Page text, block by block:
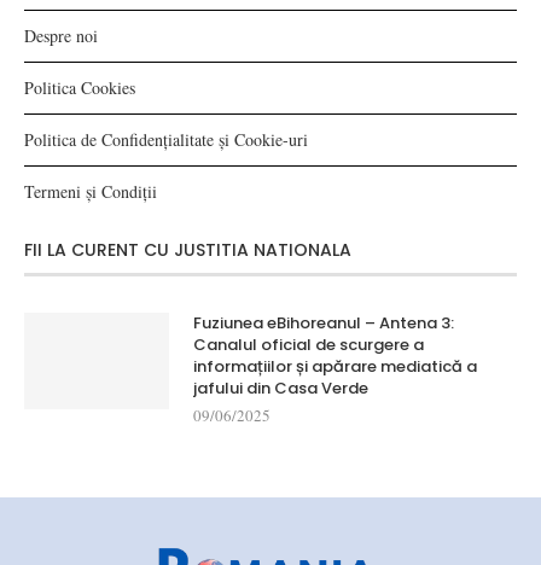
Despre noi
Politica Cookies
Politica de Confidențialitate și Cookie-uri
Termeni și Condiții
FII LA CURENT CU JUSTITIA NATIONALA
Fuziunea eBihoreanul – Antena 3:
Canalul oficial de scurgere a
informațiilor și apărare mediatică a
jafului din Casa Verde
09/06/2025